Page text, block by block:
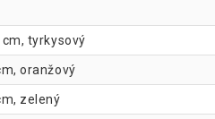
tyrkysový
oranžový
zelený